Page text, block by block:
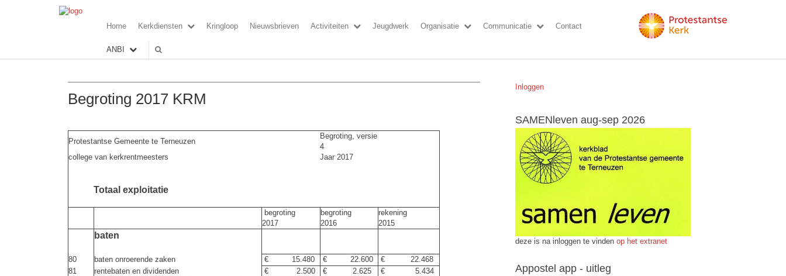
Home Kerkdiensten Kringloop Nieuwsbrieven Activiteiten Jeugdwerk Organisatie Communicatie Contact
ANBI
Begroting 2017 KRM
Protestantse Gemeente te Terneuzen
Begroting, versie
4
college van kerkrentmeesters
Jaar 2017
Totaal exploitatie
begroting begroting
rekening
2017
2016 2015
baten
80 baten onroerende zaken € 15.480 € 22.600
€ 22.468
81
rentebaten en dividenden € 2.500 € 2.625
€ 5.434
Inloggen
SAMENleven aug-sep 2026
deze is na inloggen te vindenop het extranet
Appostel app - uitleg